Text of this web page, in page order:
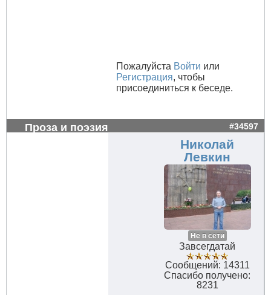
Пожалуйста Войти или
Регистрация, чтобы
присоединиться к беседе.
Проза и поэзия #34597
Николай
Левкин
Не в сети
Завсегдатай
Сообщений: 14311
Спасибо получено:
8231